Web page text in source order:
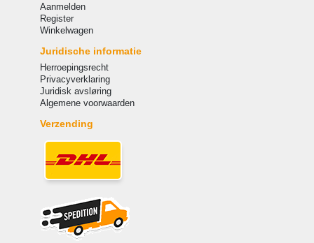
Aanmelden
Register
Winkelwagen
Juridische informatie
Herroepingsrecht
Privacyverklaring
Juridisk avsløring
Algemene voorwaarden
Verzending